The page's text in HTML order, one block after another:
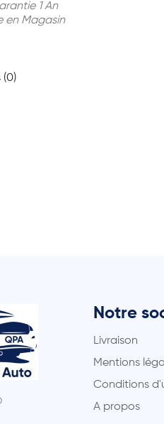
1 An
en Magasin
(0)
Notre
Livraison
Mentions
Conditions
A propos